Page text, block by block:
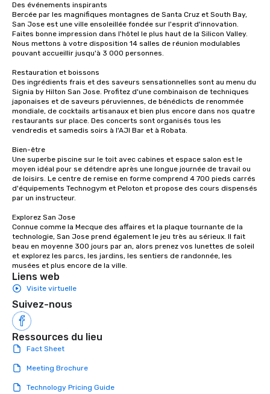
Des événements inspirants
Bercée par les magnifiques montagnes de Santa Cruz et South Bay,
San Jose est une ville ensoleillée fondée sur l'esprit d'innovation.
Faites bonne impression dans l'hôtel le plus haut de la Silicon Valley.
Nous mettons à votre disposition 14 salles de réunion modulables
pouvant accueillir jusqu'à 3 000 personnes.
Restauration et boissons
Des ingrédients frais et des saveurs sensationnelles sont au menu du
Signia by Hilton San Jose. Profitez d'une combinaison de techniques
japonaises et de saveurs péruviennes, de bénédicts de renommée
mondiale, de cocktails artisanaux et bien plus encore dans nos quatre
restaurants sur place. Des concerts sont organisés tous les
vendredis et samedis soirs à l'AJI Bar et à Robata.
Bien-être
Une superbe piscine sur le toit avec cabines et espace salon est le
moyen idéal pour se détendre après une longue journée de travail ou
de loisirs. Le centre de remise en forme comprend 4 700 pieds carrés
d'équipements Technogym et Peloton et propose des cours dispensés
par un instructeur.
Explorez San Jose
Connue comme la Mecque des affaires et la plaque tournante de la
technologie, San Jose prend également le jeu très au sérieux. Il fait
beau en moyenne 300 jours par an, alors prenez vos lunettes de soleil
et explorez les parcs, les jardins, les sentiers de randonnée, les
musées et plus encore de la ville.
Liens web
Visite virtuelle
Suivez-nous
Ressources du lieu
Fact Sheet
Meeting Brochure
Technology Pricing Guide